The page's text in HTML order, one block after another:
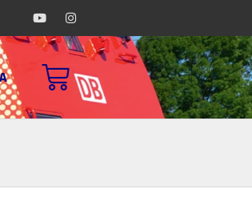
Y
o
u
t
I
n
s
t
a
g
Carrito